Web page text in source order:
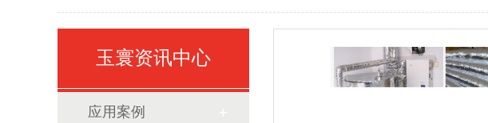
玉寰资讯中心
应用案例